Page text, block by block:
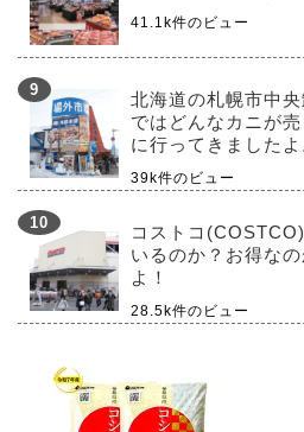
41.1k件のビュー
北海道の札幌市中央
ではどんなカニが
に行ってきましたよ
39k件のビュー
コストコ
いるのか？お得な
よ！
28.5k件のビュー